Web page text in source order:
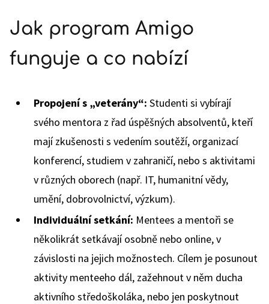
Jak program Amigo
funguje a co nabízí
Propojení s „veterány“: Studenti si vybírají
svého mentora z řad úspěšných absolventů, kteří
mají zkušenosti s vedením soutěží, organizací
konferencí, studiem v zahraničí, nebo s aktivitami
v různých oborech (např. IT, humanitní vědy,
umění, dobrovolnictví, výzkum).
Individuální setkání: Mentees a mentoři se
několikrát setkávají osobně nebo online, v
závislosti na jejich možnostech. Cílem je posunout
aktivity menteeho dál, zažehnout v něm ducha
aktivního středoškoláka, nebo jen poskytnout